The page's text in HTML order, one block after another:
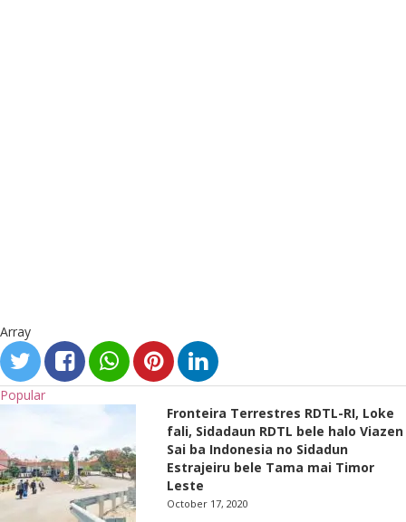
Array
Popular
Fronteira Terrestres RDTL-RI, Loke
fali, Sidadaun RDTL bele halo Viazen
Sai ba Indonesia no Sidadun
Estrajeiru bele Tama mai Timor
Leste
October 17, 2020